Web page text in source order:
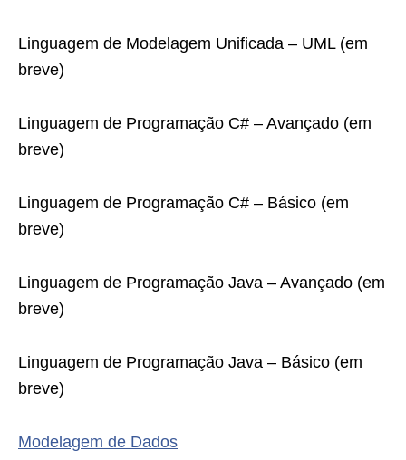
Linguagem de Modelagem Unificada – UML (em
breve)
Linguagem de Programação C# – Avançado (em
breve)
Linguagem de Programação C# – Básico (em
breve)
Linguagem de Programação Java – Avançado (em
breve)
Linguagem de Programação Java – Básico (em
breve)
Modelagem de Dados